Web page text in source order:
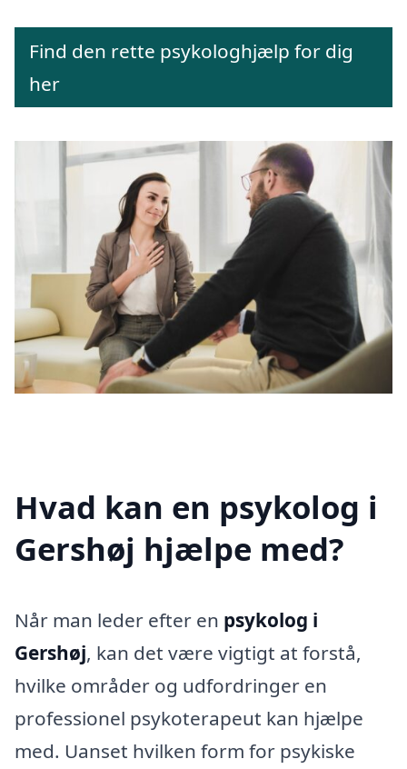
Find den rette psykologhjælp for dig
her
Hvad kan en psykolog i
Gershøj hjælpe med?
Når man leder efter en psykolog i
Gershøj, kan det være vigtigt at forstå,
hvilke områder og udfordringer en
professionel psykoterapeut kan hjælpe
med. Uanset hvilken form for psykiske